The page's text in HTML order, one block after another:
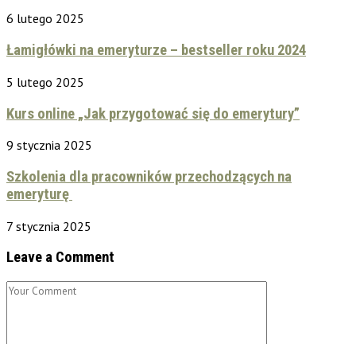
6 lutego 2025
Łamigłówki na emeryturze – bestseller roku 2024
5 lutego 2025
Kurs online „Jak przygotować się do emerytury”
9 stycznia 2025
Szkolenia dla pracowników przechodzących na
emeryturę
7 stycznia 2025
Leave a Comment